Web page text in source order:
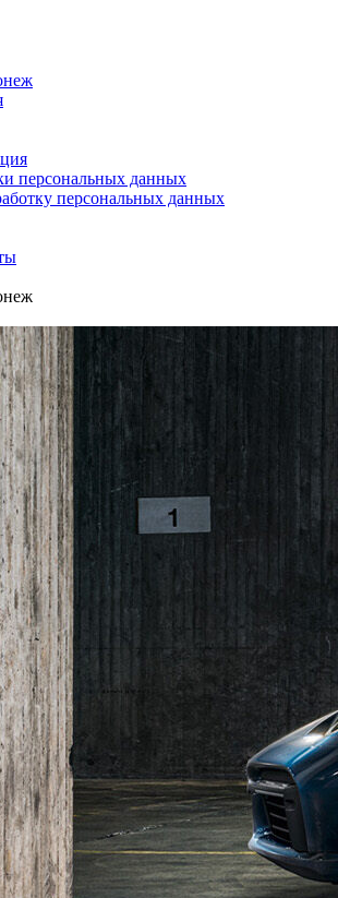
персональных данных
персональных данных